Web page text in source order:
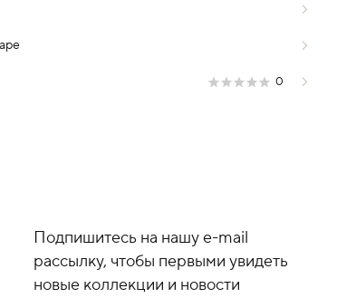
0
Подпишитесь на нашу e-mail
рассылку, чтобы первыми увидеть
новые коллекции и новости